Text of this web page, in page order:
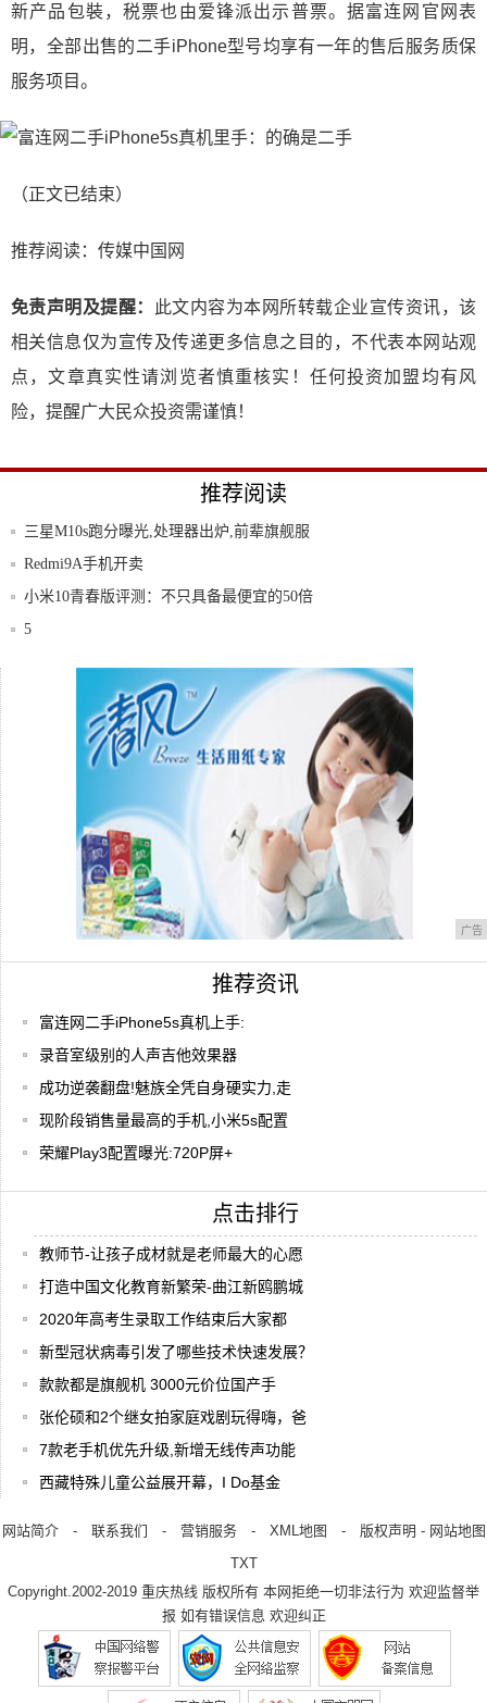
新产品包裝，税票也由爱锋派出示普票。据富连网官网表
明，全部出售的二手iPhone型号均享有一年的售后服务质保
服务项目。
（正文已结束）
推荐阅读： 传媒中国网
免责声明及提醒：
此文内容为本网所转载企业宣传资讯，该
相关信息仅为宣传及传递更多信息之目的，不代表本网站观
点，文章真实性请浏览者慎重核实！任何投资加盟均有风
险，提醒广大民众投资需谨慎！
推荐阅读
三星M10s跑分曝光,处理器出炉,前辈旗舰服
Redmi9A手机开卖
小米10青春版评测：不只具备最便宜的50倍
变
5
‘尾巴开箱’摩托罗拉全新旗舰,motoxpr
广告
推荐资讯
富连网二手iPhone5s真机上手:
录音室级别的人声吉他效果器
成功逆袭翻盘!魅族全凭自身硬实力,走
现阶段销售量最高的手机,小米5s配置
荣耀Play3配置曝光:720P屏+
点击排行
教师节-让孩子成材就是老师最大的心愿
打造中国文化教育新繁荣-曲江新鸥鹏城
2020年高考生录取工作结束后大家都
新型冠状病毒引发了哪些技术快速发展？
款款都是旗舰机 3000元价位国产手
张伦硕和2个继女拍家庭戏剧玩得嗨，爸
7款老手机优先升级,新增无线传声功能
西藏特殊儿童公益展开幕，I Do基金
网站简介- 联系我们 - 营销服务- XML地图 - 版权声明 - 网站地图
TXT
Copyright.2002-2019 重庆热线 版权所有 本网拒绝一切非法行为 欢迎监督举
报 如有错误信息 欢迎纠正